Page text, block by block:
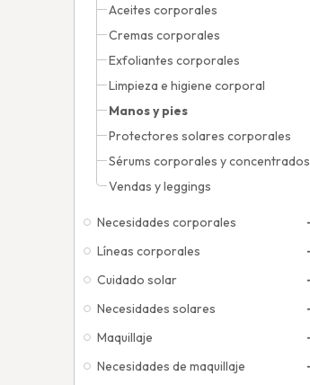
Aceites corporales
Cremas corporales
Exfoliantes corporales
Limpieza e higiene corporal
Manos y pies
Protectores solares corporales
Sérums corporales y concentrados
Vendas y leggings
Necesidades corporales
Líneas corporales
Cuidado solar
Necesidades solares
Maquillaje
Necesidades de maquillaje